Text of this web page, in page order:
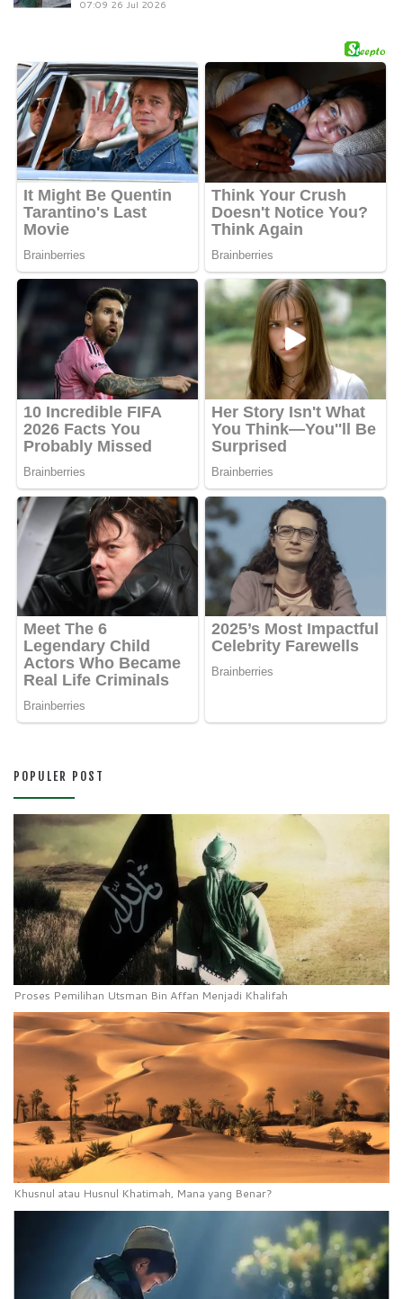
07:09 26 Jul 2026
POPULER POST
Proses Pemilihan Utsman Bin Affan Menjadi Khalifah
Khusnul atau Husnul Khatimah, Mana yang Benar?